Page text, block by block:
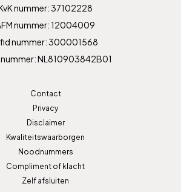
nummer: 37102228
nummer: 12004009
nummer: 300001568
NL810903842B01
Contact
Privacy
Disclaimer
Kwaliteitswaarborgen
Noodnummers
Compliment of klacht
Zelf afsluiten